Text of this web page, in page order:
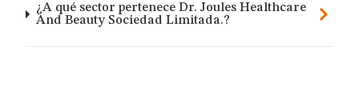
¿A qué sector pertenece Dr. Joules Healthcare
And Beauty Sociedad Limitada.?